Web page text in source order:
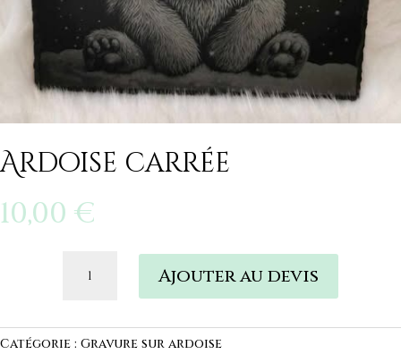
Ardoise carrée
10,00 €
Ajouter au devis
Catégorie : Gravure sur ardoise